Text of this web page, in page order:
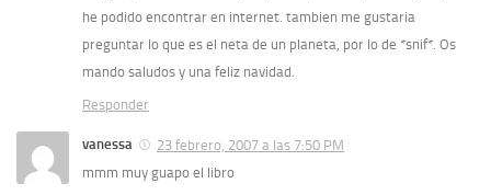
he podido encontrar en internet. tambien me gustaria
preguntar lo que es el neta de un planeta, por lo de *snif*. Os
mando saludos y una feliz navidad.
Responder
vanessa
23 febrero, 2007 a las 7:50 PM
mmm muy guapo el libro